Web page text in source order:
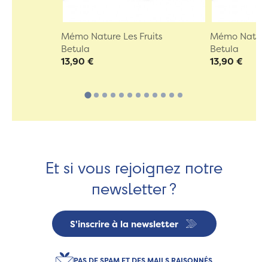
Mémo Nature Les Fruits
Betula
13,90 €
Mémo
Betula
13,90 €
Et si vous rejoignez notre
newsletter ?
S'inscrire à la newsletter